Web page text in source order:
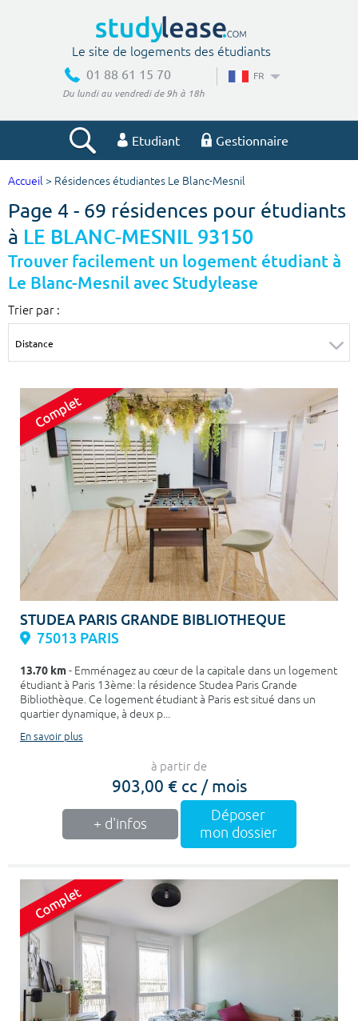
Le site de logements des étudiants
01 88 61 15 70
Du lundi au vendredi de 9h à 18h
FR
Etudiant Gestionnaire
Votre recherche
Ville, école
m² m²
Type de location
Colocation
Votre date d'entrée
Chercher
Accueil > Résidences étudiantes Le Blanc-Mesnil
Page 4 - 69 résidences pour étudiants
à LE BLANC-MESNIL 93150
Trouver facilement un logement étudiant à
Le Blanc-Mesnil avec Studylease
Trier par :
STUDEA PARIS GRANDE BIBLIOTHEQUE
75013 PARIS
13.70 km- Emménagez au cœur de la capitale dans un logement
étudiant à Paris 13ème: la résidence Studea Paris Grande
Bibliothèque. Ce logement étudiant à Paris est situé dans un
quartier dynamique, à deux p...
En savoir plus
à partir de
903,00 € cc / mois
+ d'infos
Déposer
mon dossier